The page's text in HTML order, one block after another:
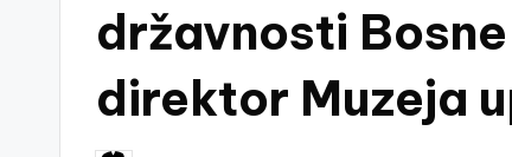
državnosti
direktor Muzeja